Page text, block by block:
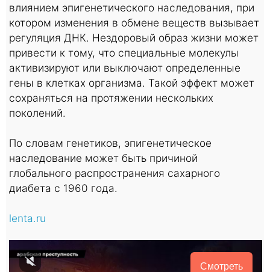
влиянием эпигенетического наследования, при
котором изменения в обмене веществ вызывает
регуляция ДНК. Нездоровый образ жизни может
привести к тому, что специальные молекулы
активизируют или выключают определенные
гены в клетках организма. Такой эффект может
сохраняться на протяжении нескольких
поколений.
По словам генетиков, эпигенетическое
наследование может быть причиной
глобального распространения сахарного
диабета с 1960 года.
lenta.ru
Смотреть